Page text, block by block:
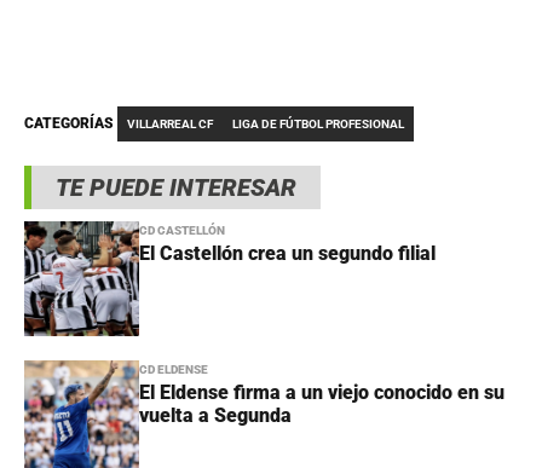
TE PUEDE INTERESAR
CD CASTELLÓN
El Castellón crea un segundo filial
CD ELDENSE
El Eldense firma a un viejo conocido en su
vuelta a Segunda
CATEGORÍAS VILLARREAL CF LIGA DE FÚTBOL PROFESIONAL